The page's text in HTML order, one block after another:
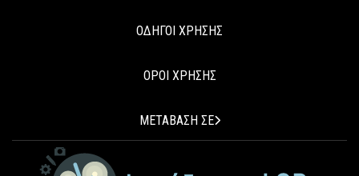
ΟΔΗΓΟΙ ΧΡΗΣΗΣ
ΟΡΟΙ ΧΡΗΣΗΣ
ΜΕΤΑΒΑΣΗ ΣΕ